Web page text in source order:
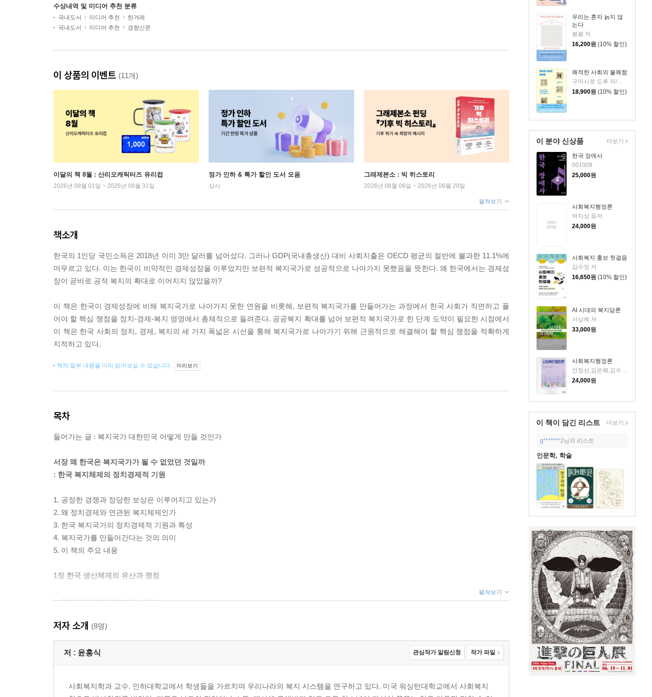
우리는 혼자 늙지 않
는다
봄봄 저
16,200원 (10% 할인)
쾌적한 사회의 불쾌함
구마시로 도루 저/이정미 역
18,900원 (10% 할인)
이 분야 신상품
한국 장애사
001009
25,000원
사회복지행정론
박차상 등저
24,000원
사회복지 홍보 첫걸음
김수정 저
16,650원 (10% 할인)
AI 시대의 복지담론
서상목 저
33,000원
사회복지행정론
안정선,김은혜,김수영,이혜연 공저
24,000원
더보기
이 책이 담긴 리스트 더보기
g*******2님의 리스트
인문학, 학술
수상내역 및 미디어 추천 분류
국내도서 미디어 추천
한겨레
국내도서
미디어 추천 경향신문
이 상품의 이벤트 (11개)
이달의 책 8월 : 산리오캐릭터즈 유리컵
2026년 08월 01일 ~ 2026년 08월 31일
정가 인하 & 특가 할인 도서 모음
상시
그래제본소 : 빅 히스토리
2026년 08월 06일 ~ 2026년 08월 20일
펼쳐보기
책소개
한국의 1인당 국민소득은 2018년 이미 3만 달러를 넘어섰다. 그러나 GDP(국내총생산) 대비 사회지출은 OECD 평균의 절반에 불과한 11.1%에
머무르고 있다. 이는 한국이 비약적인 경제성장을 이루었지만 보편적 복지국가로 성공적으로 나아가지 못했음을 뜻한다. 왜 한국에서는 경제성
장이 곧바로 공적 복지의 확대로 이어지지 않았을까?
이 책은 한국이 경제성장에 비해 복지국가로 나아가지 못한 연원을 비롯해, 보편적 복지국가를 만들어가는 과정에서 한국 사회가 직면하고 풀
어야 할 핵심 쟁점을 정치-경제-복지 영영에서 총체적으로 들려준다. 공공복지 확대를 넘어 보편적 복지국가로 한 단계 도약이 필요한 시점에서
이 책은 한국 사회의 정치, 경제, 복지의 세 가지 폭넓은 시선을 통해 복지국가로 나아가기 위해 근원적으로 해결해야 할 핵심 쟁점을 적확하게
지적하고 있다.
책의 일부 내용을 미리 읽어보실 수 있습니다. 미리보기
목차
들어가는 글 : 복지국가 대한민국 어떻게 만들 것인가
서장 왜 한국은 복지국가가 될 수 없었던 것일까
: 한국 복지체제의 정치경제적 기원
1. 공정한 경쟁과 정당한 보상은 이루어지고 있는가
2. 왜 정치경제와 연관된 복지체제인가
3. 한국 복지국가의 정치경제적 기원과 특성
4. 복지국가를 만들어간다는 것의 의미
5. 이 책의 주요 내용
1장 한국 생산체제의 유산과 쟁점
1. 혁신을 필요로 하는 한국 경제
3. 향후 생산체제 재편을 둘러싼 쟁점
쟁점 1 지속 가능한 새로운 생산체제의 구축
쟁점 2 구조조정 시 점진적인 혁신 경로의 가능성 여부
4. 조립형 전략의 한계 극복 과제
펼쳐보기
저자 소개 (8명)
저 : 윤홍식 관심작가 알림신청 작가 파일
사회복지학과 교수. 인하대학교에서 학생들을 가르치며 우리나라의 복지 시스템을 연구하고 있다. 미국 워싱턴대학교에서 사회복지